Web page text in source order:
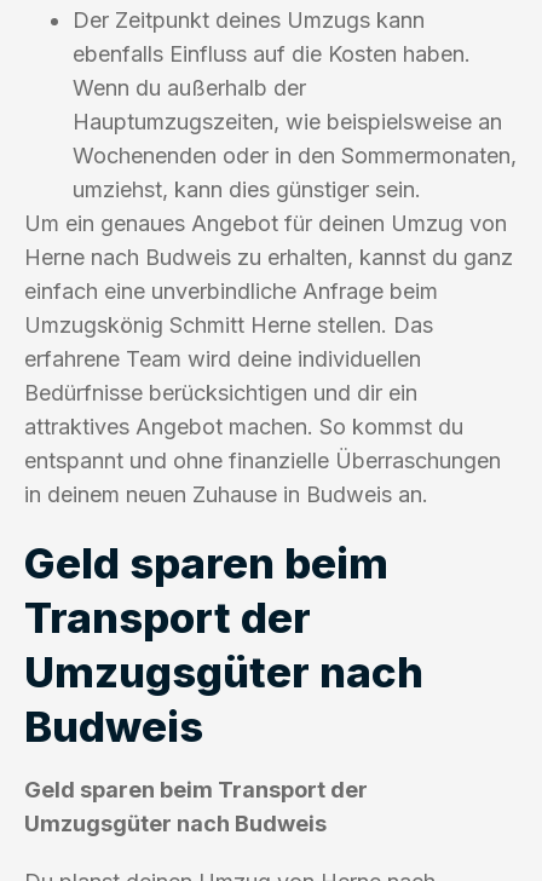
Der Zeitpunkt deines Umzugs kann
ebenfalls Einfluss auf die Kosten haben.
Wenn du außerhalb der
Hauptumzugszeiten, wie beispielsweise an
Wochenenden oder in den Sommermonaten,
umziehst, kann dies günstiger sein.
Um ein genaues Angebot für deinen Umzug von
Herne nach Budweis zu erhalten, kannst du ganz
einfach eine unverbindliche Anfrage beim
Umzugskönig Schmitt Herne stellen. Das
erfahrene Team wird deine individuellen
Bedürfnisse berücksichtigen und dir ein
attraktives Angebot machen. So kommst du
entspannt und ohne finanzielle Überraschungen
in deinem neuen Zuhause in Budweis an.
Geld sparen beim
Transport der
Umzugsgüter nach
Budweis
Geld sparen beim Transport der
Umzugsgüter nach Budweis